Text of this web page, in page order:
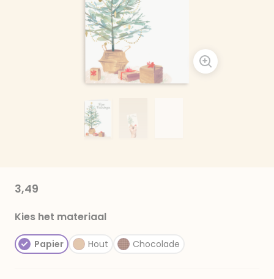
3,49
Kies het materiaal
Papier Hout Chocolade